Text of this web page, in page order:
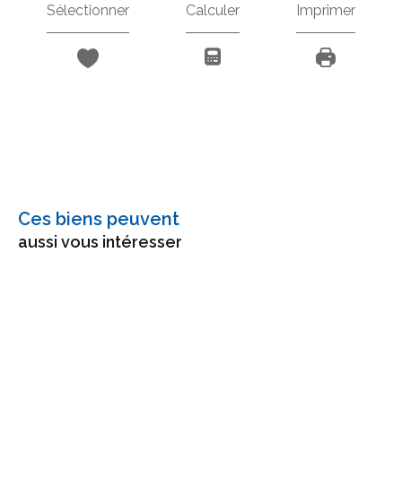
Sélectionner Calculer Imprimer
Ces biens peuvent
aussi vous intéresser